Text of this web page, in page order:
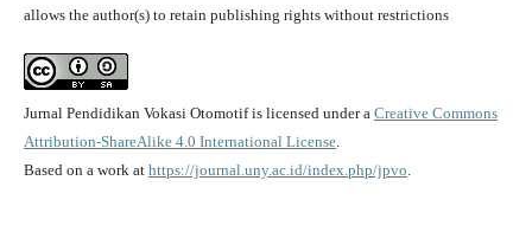
allows the author(s) to retain publishing rights without restrictions
Jurnal Pendidikan Vokasi Otomotif is licensed under a Creative Commons
Attribution-ShareAlike 4.0 International License.
Based on a work at https://journal.uny.ac.id/index.php/jpvo.